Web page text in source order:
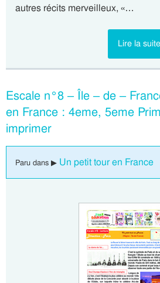
autres récits merveilleux, «…
Lire la suite
Escale n°8 – Île – de –
en France : 4eme, 5eme
imprimer
Paru dans ▶ Un petit tour en France